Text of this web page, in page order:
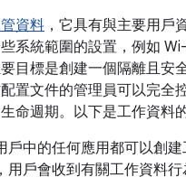
資料 ，它具有與主要用戶
系統範圍的設置，例如 Wi-
目標是創建一個隔離且安
置文件的管理員可以完全
命週期。以下是工作資料
戶中的任何應用都可以創建
用戶會收到有關工作資料